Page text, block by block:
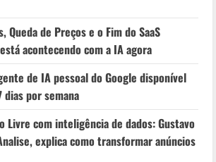
Queda de Preços e o Fim do SaaS
acontecendo com a IA agora
de IA pessoal do Google disponível
por semana
Livre com inteligência de dados: Gustavo
explica como transformar anúncios